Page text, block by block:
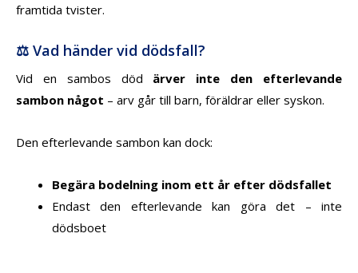
framtida tvister.
⚖️ Vad händer vid dödsfall?
Vid en sambos död ärver inte den efterlevande
sambon något – arv går till barn, föräldrar eller syskon.
Den efterlevande sambon kan dock:
Begära bodelning inom ett år efter dödsfallet
Endast den efterlevande kan göra det – inte
dödsboet